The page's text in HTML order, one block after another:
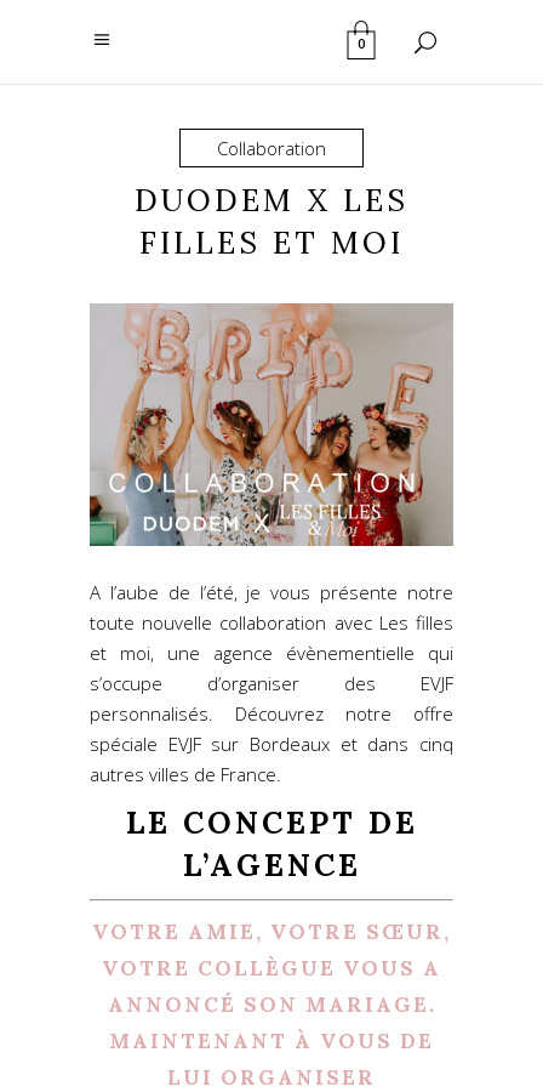
0
Collaboration
DUODEM X LES
FILLES ET MOI
A l’aube de l’été, je vous présente notre
toute nouvelle collaboration avec Les filles
et moi, une agence évènementielle qui
s’occupe d’organiser des EVJF
personnalisés. Découvrez notre offre
spéciale EVJFsur Bordeaux et dans cinq
autres villes de France.
LE CONCEPT DE
L’AGENCE
VOTRE AMIE, VOTRE SŒUR,
VOTRE COLLÈGUE VOUS A
ANNONCÉ SON MARIAGE.
MAINTENANT À VOUS DE
LUI ORGANISER